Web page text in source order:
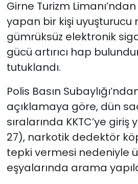
Girne Turizm Limanı’ndan
yapan bir kişi uyuşturucu
gümrüksüz elektronik
gücü artırıcı hap
tutuklandı.
Polis Basın
açıklamaya göre, dün
sıralarında KKTC’ye giriş
27), narkotik dedektör
tepki vermesi nedeniyle
eşyalarında arama
SAĞLIK
Spor
TÜRKiYE
Video Galeri
YAŞAM